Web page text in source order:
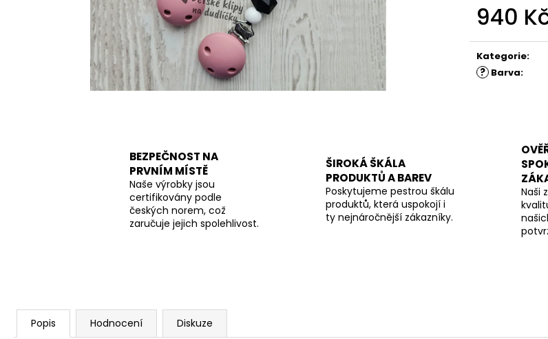
940
cena:
Kategorie:
? Barva:
BEZPEČNOST NA
PRVNÍM MÍSTĚ
Naše výrobky jsou
certifikovány podle
českých norem, což
zaručuje jejich spolehlivost.
ŠIROKÁ ŠKÁLA
PRODUKTŮ A BAREV
Poskytujeme pestrou škálu
produktů, která uspokojí i
ty nejnáročnější zákazníky.
Naši
Popis Hodnocení Diskuze